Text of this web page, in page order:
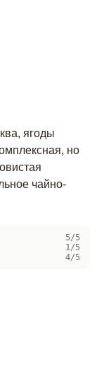
ягоды
но
чайно-
5/5
1/5
4/5